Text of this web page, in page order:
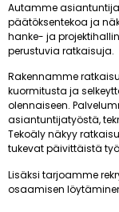
Autamme
päätöksentekoa ja
hanke- ja
perustuvia ratkaisuja.
Rakennamme
kuormitusta ja
olennaiseen.
asiantuntijatyöstä,
Tekoäly näkyy
tukevat päivittäistä
Lisäksi tarjoamme
osaamisen